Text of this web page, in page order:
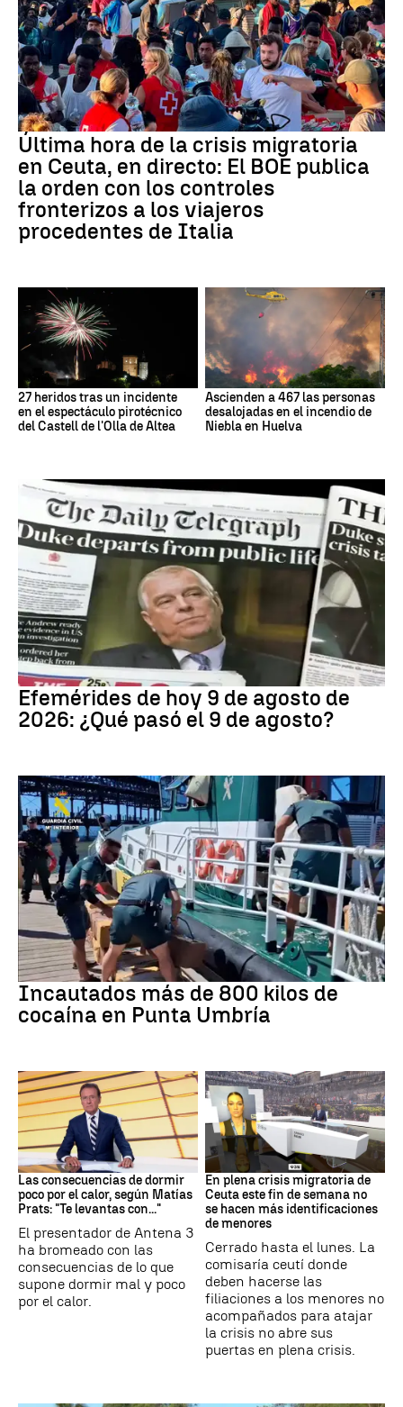
Última hora de la crisis migratoria
en Ceuta, en directo: El BOE publica
la orden con los controles
fronterizos a los viajeros
procedentes de Italia
27 heridos tras un incidente
en el espectáculo pirotécnico
del Castell de l'Olla de Altea
Ascienden a 467 las personas
desalojadas en el incendio de
Niebla en Huelva
Efemérides
Efemérides de hoy 9 de agosto de
2026: ¿Qué pasó el 9 de agosto?
Tráfico de drogas
Incautados más de 800 kilos de
cocaína en Punta Umbría
Las consecuencias de dormir
poco por el calor, según Matías
Prats: "Te levantas con..."
El presentador de Antena 3
ha bromeado con las
consecuencias de lo que
supone dormir mal y poco
por el calor.
Crisis en Ceuta
En plena crisis migratoria de
Ceuta este fin de semana no
se hacen más identificaciones
de menores
Cerrado hasta el lunes. La
comisaría ceutí donde
deben hacerse las
filiaciones a los menores no
acompañados para atajar
la crisis no abre sus
puertas en plena crisis.